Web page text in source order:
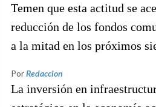
Temen que esta actitud se
reducción de los fondos
a la mitad en los próximos
PorRedaccion
La inversión en